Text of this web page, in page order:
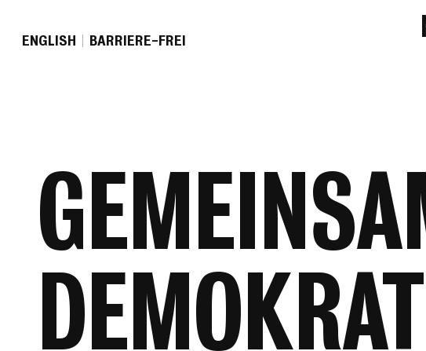
EN GLISH BARRIERE-FREI